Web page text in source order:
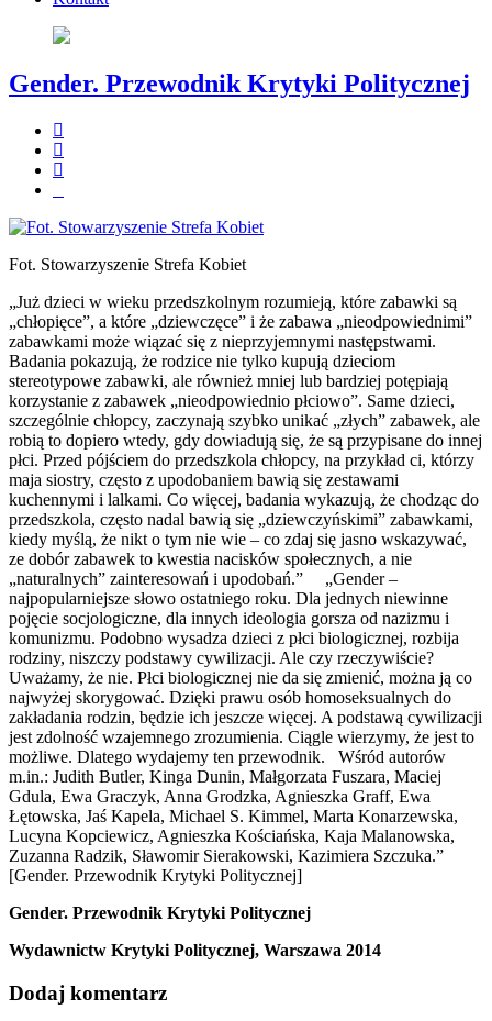
Gender. Przewodnik Krytyki Politycznej
Fot. Stowarzyszenie Strefa Kobiet
„Już dzieci w wieku przedszkolnym rozumieją, które zabawki są
„chłopięce”, a które „dziewczęce” i że zabawa „nieodpowiednimi”
zabawkami może wiązać się z nieprzyjemnymi następstwami.
Badania pokazują, że rodzice nie tylko kupują dzieciom
stereotypowe zabawki, ale również mniej lub bardziej potępiają
korzystanie z zabawek „nieodpowiednio płciowo”. Same dzieci,
szczególnie chłopcy, zaczynają szybko unikać „złych” zabawek, ale
robią to dopiero wtedy, gdy dowiadują się, że są przypisane do innej
płci. Przed pójściem do przedszkola chłopcy, na przykład ci, którzy
maja siostry, często z upodobaniem bawią się zestawami
kuchennymi i lalkami. Co więcej, badania wykazują, że chodząc do
przedszkola, często nadal bawią się „dziewczyńskimi” zabawkami,
kiedy myślą, że nikt o tym nie wie – co zdaj się jasno wskazywać,
ze dobór zabawek to kwestia nacisków społecznych, a nie
„naturalnych” zainteresowań i upodobań.” „Gender –
najpopularniejsze słowo ostatniego roku. Dla jednych niewinne
pojęcie socjologiczne, dla innych ideologia gorsza od nazizmu i
komunizmu. Podobno wysadza dzieci z płci biologicznej, rozbija
rodziny, niszczy podstawy cywilizacji. Ale czy rzeczywiście?
Uważamy, że nie. Płci biologicznej nie da się zmienić, można ją co
najwyżej skorygować. Dzięki prawu osób homoseksualnych do
zakładania rodzin, będzie ich jeszcze więcej. A podstawą cywilizacji
jest zdolność wzajemnego zrozumienia. Ciągle wierzymy, że jest to
możliwe. Dlatego wydajemy ten przewodnik. Wśród autorów
m.in.: Judith Butler, Kinga Dunin, Małgorzata Fuszara, Maciej
Gdula, Ewa Graczyk, Anna Grodzka, Agnieszka Graff, Ewa
Łętowska, Jaś Kapela, Michael S. Kimmel, Marta Konarzewska,
Lucyna Kopciewicz, Agnieszka Kościańska, Kaja Malanowska,
Zuzanna Radzik, Sławomir Sierakowski, Kazimiera Szczuka.”
[Gender. Przewodnik Krytyki Politycznej]
Gender. Przewodnik Krytyki Politycznej
Wydawnictw Krytyki Politycznej, Warszawa 2014
Dodaj komentarz